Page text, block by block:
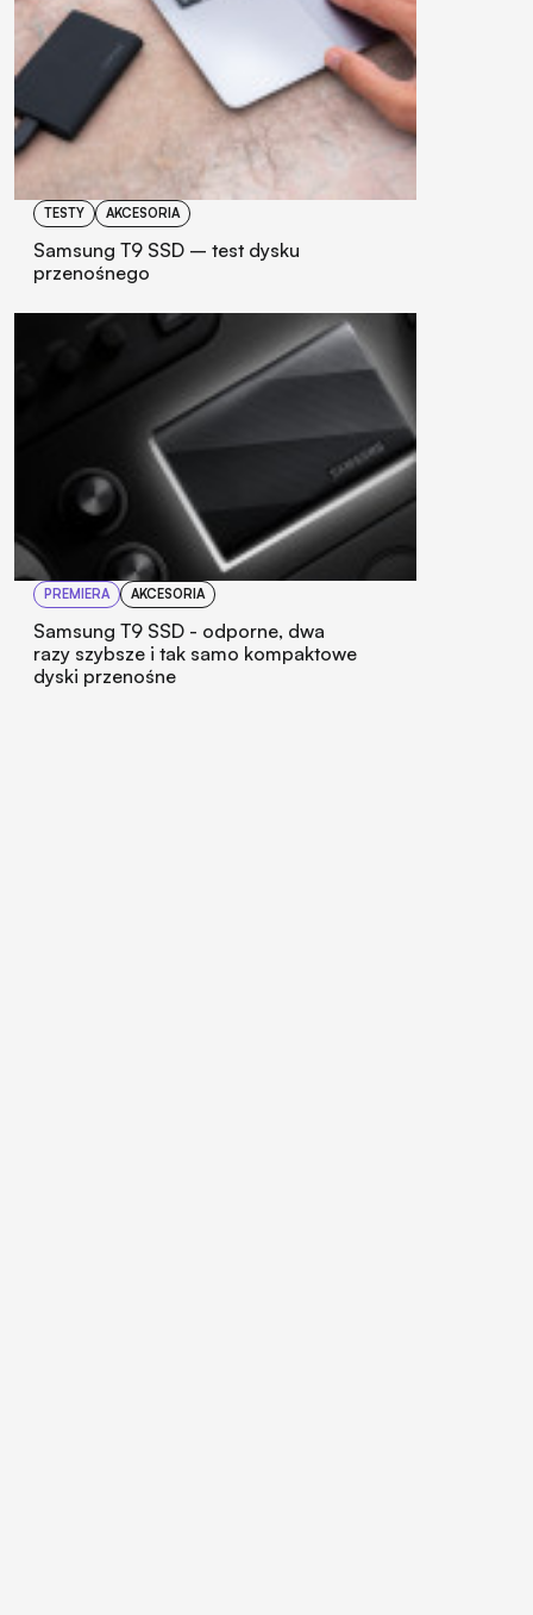
TESTY AKCESORIA
Samsung T9 SSD – test dysku
przenośnego
PREMIERA AKCESORIA
Samsung T9 SSD - odporne, dwa
razy szybsze i tak samo kompaktowe
dyski przenośne